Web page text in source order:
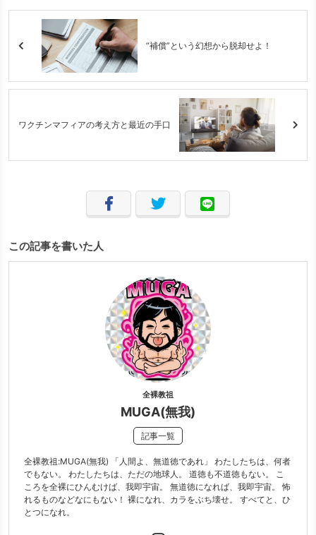
“補償”という幻想から脱却せよ！
ワクチンマフィアの考え方と最近の手口
この記事を書いた人
全裸教祖
MUGA(無我)
記事一覧
全裸教祖:MUGA(無我) 「人間よ、無道徳であれ」 わたしたちは、何者
でもない。 わたしたちは、ただの地球人。 道徳も不道徳もない。 こ
ころを全裸にひんむけば、我即宇宙。 無道徳になれば、我即宇宙。 怖
れるものなどなにもない！ 裸になれ、カラをぶち壊せ。 すべてと、ひ
とつになれ。